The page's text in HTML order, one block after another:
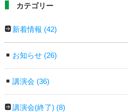
カテゴリー
新着情報 (42)
お知らせ (26)
講演会 (36)
講演会(終了) (8)